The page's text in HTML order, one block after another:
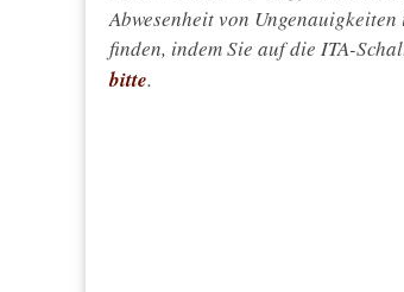
Abwesenheit von
finden, indem Sie auf die ITA-
bitte.